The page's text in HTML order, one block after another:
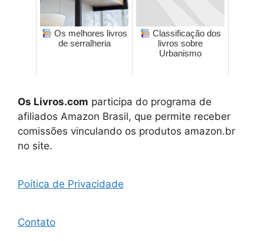
Os melhores livros
de serralheria
Classificação dos
livros sobre
Urbanismo
Os Livros.com participa do programa de
afiliados Amazon Brasil, que permite receber
comissões vinculando os produtos amazon.br
no site.
Poítica de Privacidade
Contato